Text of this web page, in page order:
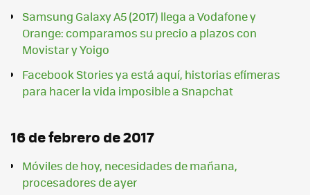
Samsung Galaxy A5 (2017) llega a Vodafone y
Orange: comparamos su precio a plazos con
Movistar y Yoigo
Facebook Stories ya está aquí, historias efímeras
para hacer la vida imposible a Snapchat
16 de febrero de 2017
Móviles de hoy, necesidades de mañana,
procesadores de ayer